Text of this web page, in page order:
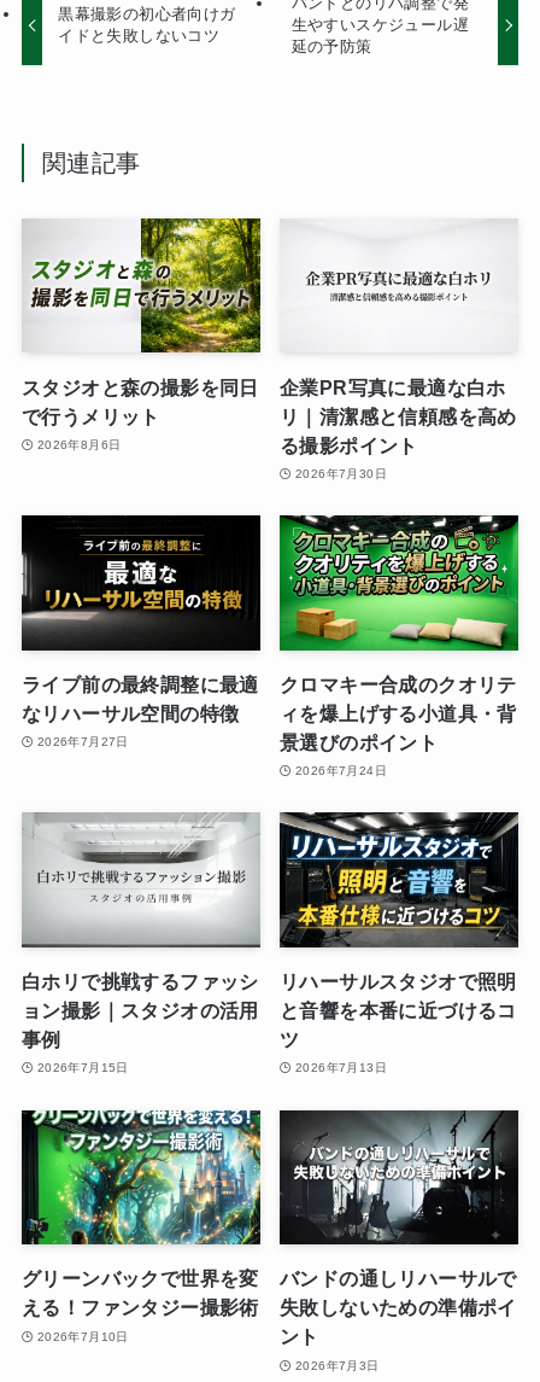
黒幕撮影の初心者向けガ
イドと失敗しないコツ
生やすいスケジュール遅
延の予防策
関連記事
スタジオと森の撮影を同日
で行うメリット
2026年8月6日
企業PR写真に最適な白ホ
リ｜清潔感と信頼感を高め
る撮影ポイント
2026年7月30日
ライブ前の最終調整に最適
なリハーサル空間の特徴
2026年7月27日
クロマキー合成のクオリテ
ィを爆上げする小道具・背
景選びのポイント
2026年7月24日
白ホリで挑戦するファッシ
ョン撮影｜スタジオの活用
事例
2026年7月15日
リハーサルスタジオで照明
と音響を本番に近づけるコ
ツ
2026年7月13日
グリーンバックで世界を変
える！ファンタジー撮影術
2026年7月10日
バンドの通しリハーサルで
失敗しないための準備ポイ
ント
2026年7月3日